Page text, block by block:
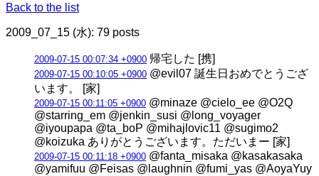
Back to the list
2009_07_15 (水): 79 posts
2009-07-15 00:07:34 +0900 帰宅した [携]
2009-07-15 00:10:05 +0900 @evil07 誕生日おめでとうござ
います。 [家]
2009-07-15 00:11:05 +0900 @minaze @cielo_ee @O2Q
@starring_em @jenkin_susi @long_voyager
@iyoupapa @ta_boP @mihajlovic11 @sugimo2
@koizuka ありがとうございます。ただいまー [家]
2009-07-15 00:11:18 +0900 @fanta_misaka @kasakasaka
@yamifuu @Feisas @laughnin @fumi_yas @AoyaYuy